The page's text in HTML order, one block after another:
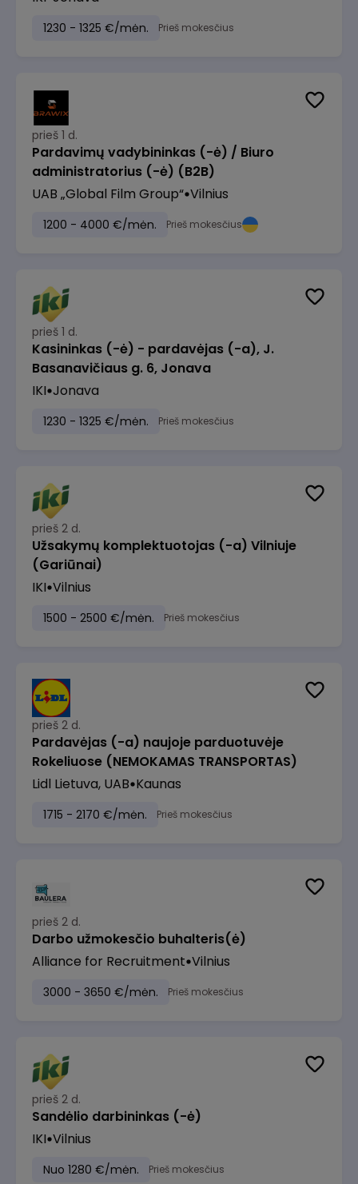
1230 - 1325 €/mėn. Prieš mokesčius
prieš 1 d.
Pardavimų vadybininkas (-ė) / Biuro
administratorius (-ė) (B2B)
UAB „Global Film Group“ Vilnius
1200 - 4000 €/mėn. Prieš mokesčius
prieš 1 d.
Kasininkas (-ė) - pardavėjas (-a), J.
Basanavičiaus g. 6, Jonava
IKI Jonava
1230 - 1325 €/mėn. Prieš mokesčius
prieš 2 d.
Užsakymų komplektuotojas (-a) Vilniuje
(Gariūnai)
IKI Vilnius
1500 - 2500 €/mėn. Prieš mokesčius
prieš 2 d.
Pardavėjas (-a) naujoje parduotuvėje
Rokeliuose (NEMOKAMAS TRANSPORTAS)
Lidl Lietuva, UAB Kaunas
1715 - 2170 €/mėn. Prieš mokesčius
prieš 2 d.
Darbo užmokesčio buhalteris(ė)
Alliance for Recruitment Vilnius
3000 - 3650 €/mėn. Prieš mokesčius
prieš 2 d.
Sandėlio darbininkas (-ė)
IKI Vilnius
Nuo 1280 €/mėn. Prieš mokesčius